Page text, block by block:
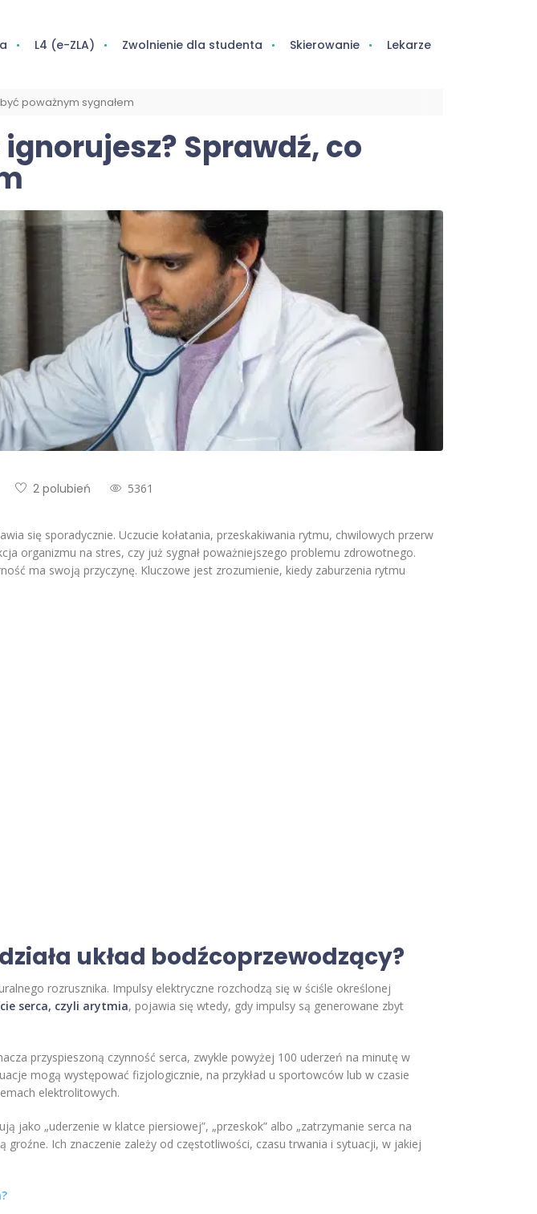
L4 (e-ZLA) Zwolnienie dla studenta Skierowanie Lekarze
poważnym sygnałem
Sprawdź, co
2 polubień 5361
się sporadycznie. Uczucie kołatania, przeskakiwania rytmu, chwilowych przerw
organizmu na stres, czy już sygnał poważniejszego problemu zdrowotnego.
ma swoją przyczynę. Kluczowe jest zrozumienie, kiedy zaburzenia rytmu
układ bodźcoprzewodzący?
rozrusznika. Impulsy elektryczne rozchodzą się w ściśle określonej
serca, czyli arytmia, pojawia się wtedy, gdy impulsy są generowane zbyt
przyspieszoną czynność serca, zwykle powyżej 100 uderzeń na minutę w
mogą występować fizjologicznie, na przykład u sportowców lub w czasie
elektrolitowych.
„uderzenie w klatce piersiowej”, „przeskok” albo „zatrzymanie serca na
Ich znaczenie zależy od częstotliwości, czasu trwania i sytuacji, w jakiej